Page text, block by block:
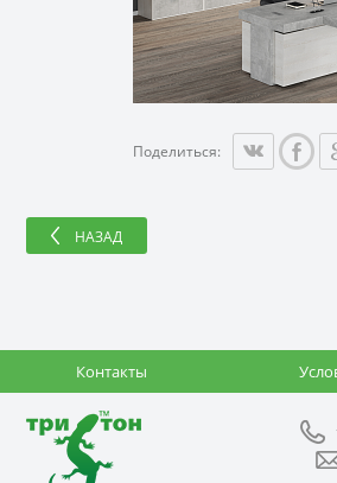
Поделиться:
НАЗАД
Контакты